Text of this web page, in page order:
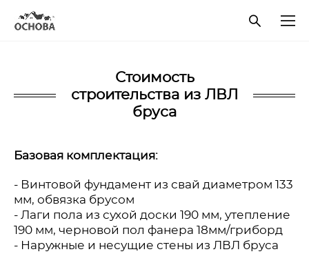
Стоимость
строительства из ЛВЛ
бруса
Базовая комплектация:
- Винтовой фундамент из свай диаметром 133
мм, обвязка брусом
- Лаги пола из сухой доски 190 мм, утепление
190 мм, черновой пол фанера 18мм/гриборд
- Наружные и несущие стены из ЛВЛ бруса